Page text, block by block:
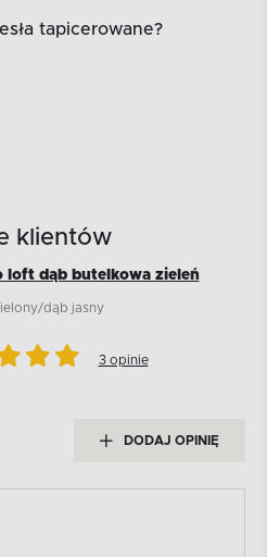
tapicerowane?
klientów
loft dąb butelkowa zieleń
dąb jasny
3 opinie
DODAJ OPINIĘ